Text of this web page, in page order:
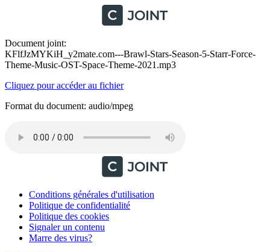
Document joint:
KFlfJzMYKiH_y2mate.com---Brawl-Stars-Season-5-Starr-Force-
Theme-Music-OST-Space-Theme-2021.mp3
Cliquez pour accéder au fichier
Format du document: audio/mpeg
Conditions générales d'utilisation
Politique de confidentialité
Politique des cookies
Signaler un contenu
Marre des virus?